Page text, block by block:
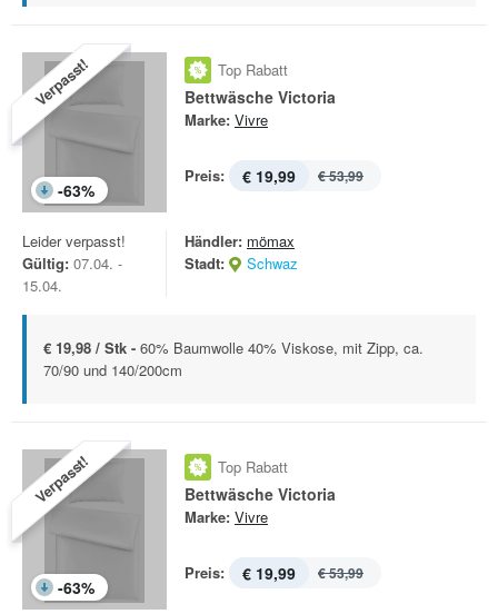
Verpasst!
-63%
Top Rabatt
Bettwäsche Victoria
Marke: Vivre
Preis: € 19,99 € 53,99
Leider verpasst!
Gültig: 07.04. -
15.04.
Händler: mömax
Stadt:
Schwaz
€ 19,98 / Stk - 60% Baumwolle 40% Viskose, mit Zipp, ca.
70/90 und 140/200cm
Verpasst!
-63%
Top Rabatt
Bettwäsche Victoria
Marke: Vivre
Preis: € 19,99 € 53,99